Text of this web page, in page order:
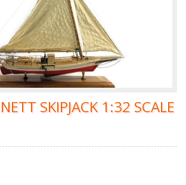
SKIPJACK 1:32 SCALE